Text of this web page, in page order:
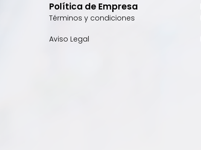
Política de Empresa
Términos y condiciones
Aviso Legal